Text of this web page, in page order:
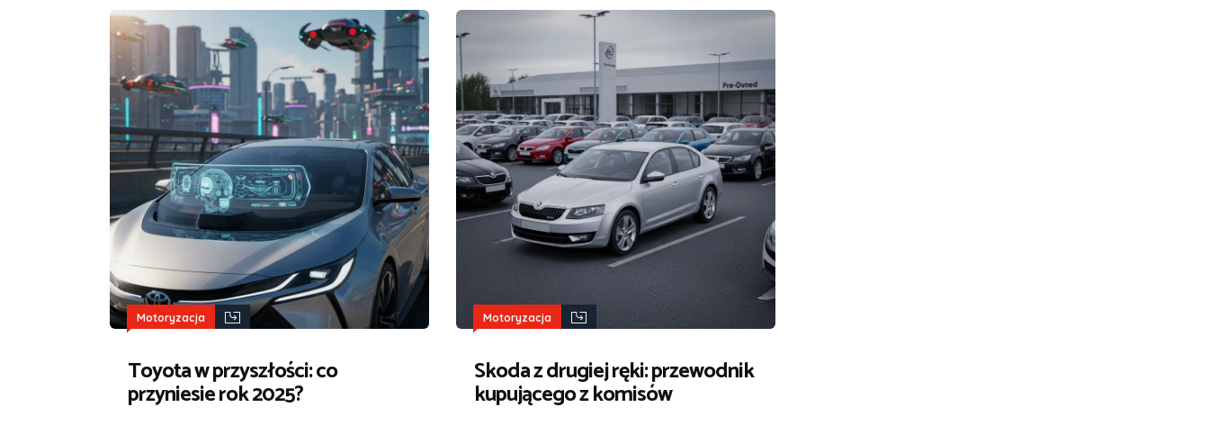
Motoryzacja
Toyota w przyszłości: co
przyniesie rok 2025?
Motoryzacja
Skoda z drugiej ręki: przewodnik
kupującego z komisów